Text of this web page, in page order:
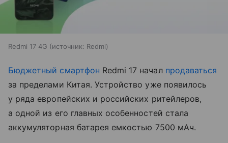
Redmi 17 4G источник: Redmi
Бюджетный смартфон Redmi 17 начал продаваться
за пределами Китая. Устройство уже появилось
у ряда европейских и российских ритейлеров,
а одной из его главных особенностей стала
аккумуляторная батарея емкостью 7500 мАч.